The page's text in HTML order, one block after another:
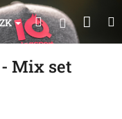
Hledat
Mix set